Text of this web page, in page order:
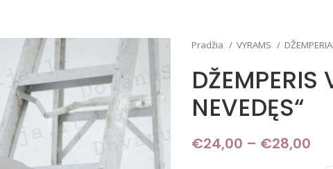
Pradžia VYRAMS DŽEMPERIAI
DŽEMPERIS
NEVEDĘS“
€24,00 – €28,00